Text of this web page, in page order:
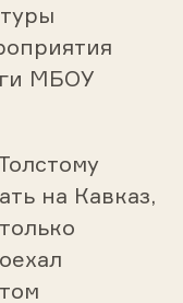
МБОУ
на Кавказ,